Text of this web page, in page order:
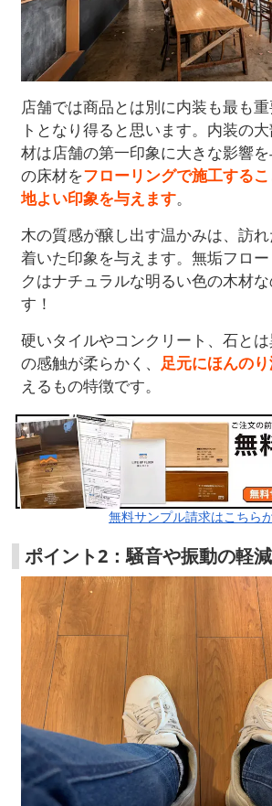
店舗では商品とは別に内装も最も
トとなり得ると思います。内装の
材は店舗の第一印象に大きな影響
の床材をフローリングで施工する
地よい印象を与えます。
木の質感が醸し出す温かみは、訪
着いた印象を与えます。無垢フロ
クはナチュラルな明るい色の木材
す！
硬いタイルやコンクリート、石と
の感触が柔らかく、 足元にほんの
えるもの特徴です。
無料サンプル請求はこちら
ポイント2：騒音や振動の軽減